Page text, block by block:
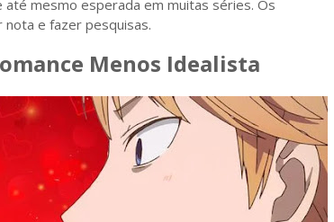
mesmo esperada em muitas séries. Os
e fazer pesquisas.
Menos Idealista